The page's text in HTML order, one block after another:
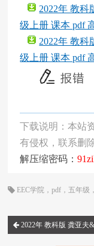
2022年 教科
级上册 课本 pdf
2022年 教科
级上册 课本 pdf
下载说明：本站
有侵权，联系删除
解压缩密码：
EEC学院 ，pdf ， 五年级
2022年 教科版 龚亚夫